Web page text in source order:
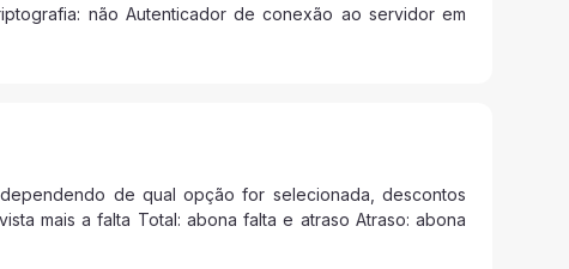
não Autenticador de conexão ao servidor em
de qual opção for selecionada, descontos
mais a falta Total: abona falta e atraso Atraso: abona